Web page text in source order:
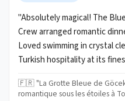
"Absolutely magical! The
Crew arranged romantic
Loved swimming in crystal
Turkish hospitality at its
🇫🇷 "La Grotte Bleue de
romantique sous les étoiles à